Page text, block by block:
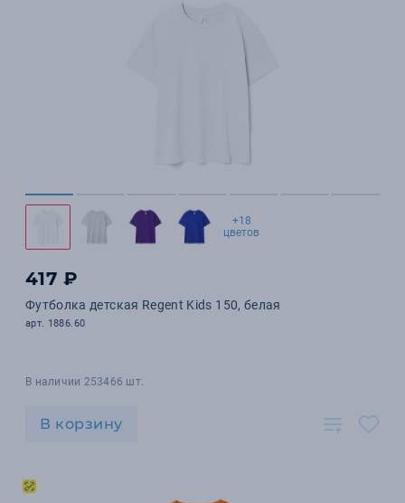
+18
цветов
417 ₽
Футболка детская Regent Kids 150, белая
арт. 1886.60
В наличии 253466 шт.
В корзину